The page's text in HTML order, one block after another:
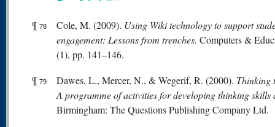
¶ 78 Cole, M. (2009). Using Wiki technology to support
engagement: Lessons from trenches. Computers &
(1), pp. 141–146.
¶ 79 Dawes, L., Mercer, N., & Wegerif, R. (2000). Thinking
A programme of activities for developing thinking skills
Birmingham: The Questions Publishing Company Ltd.